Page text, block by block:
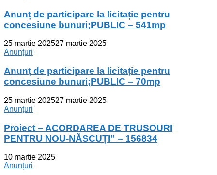
Anunț de participare la licitație pentru
concesiune bunuri;PUBLIC – 541mp
25 martie 202527 martie 2025
Anunțuri
Anunț de participare la licitație pentru
concesiune bunuri;PUBLIC – 70mp
25 martie 202527 martie 2025
Anunțuri
Proiect – ACORDAREA DE TRUSOURI
PENTRU NOU-NĂSCUȚI” – 156834
10 martie 2025
Anunțuri